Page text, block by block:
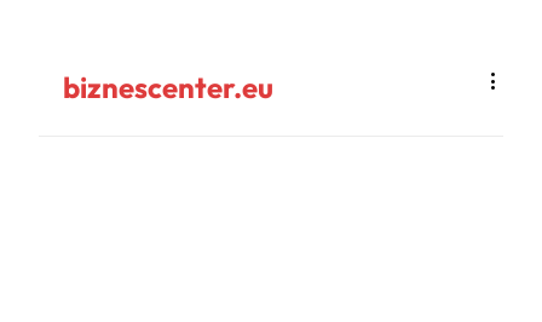
biznescenter.eu